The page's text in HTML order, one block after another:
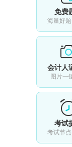
免费
海量好
会计人
图片一
考试
考试节